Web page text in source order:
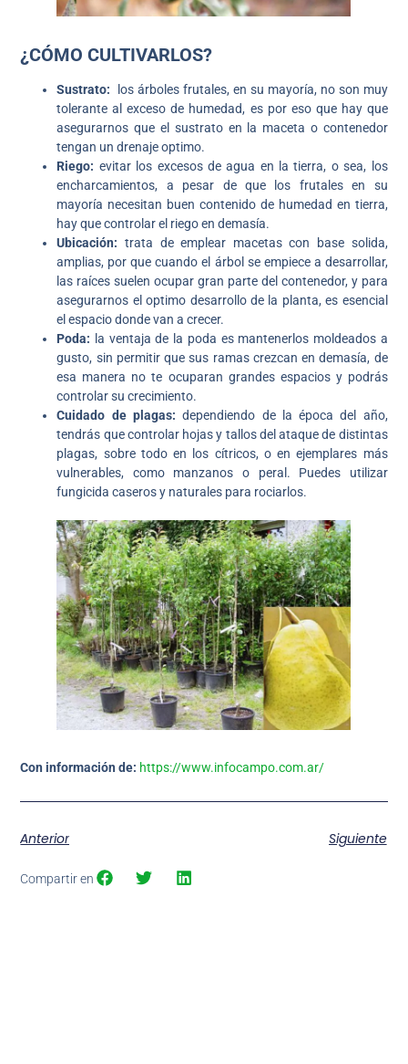
¿CÓMO CULTIVARLOS?
Sustrato:
los árboles frutales, en su mayoría, no son muy
tolerante al exceso de humedad, es por eso que hay que
asegurarnos que el sustrato en la maceta o contenedor
tengan un drenaje optimo.
Riego: evitar los excesos de agua en la tierra, o sea, los
encharcamientos, a pesar de que los frutales en su
mayoría necesitan buen contenido de humedad en tierra,
hay que controlar el riego en demasía.
Ubicación: trata de emplear macetas con base solida,
amplias, por que cuando el árbol se empiece a desarrollar,
las raíces suelen ocupar gran parte del contenedor, y para
asegurarnos el optimo desarrollo de la planta, es esencial
el espacio donde van a crecer.
Poda: la ventaja de la poda es mantenerlos moldeados a
gusto, sin permitir que sus ramas crezcan en demasía, de
esa manera no te ocuparan grandes espacios y podrás
controlar su crecimiento.
Cuidado de plagas:dependiendo de la época del año,
tendrás que controlar hojas y tallos del ataque de distintas
plagas, sobre todo en los cítricos, o en ejemplares más
vulnerables, como manzanos o peral. Puedes utilizar
fungicida caseros y naturales para rociarlos.
Con información de: https://www.infocampo.com.ar/
Anterior Siguiente
Compartir en